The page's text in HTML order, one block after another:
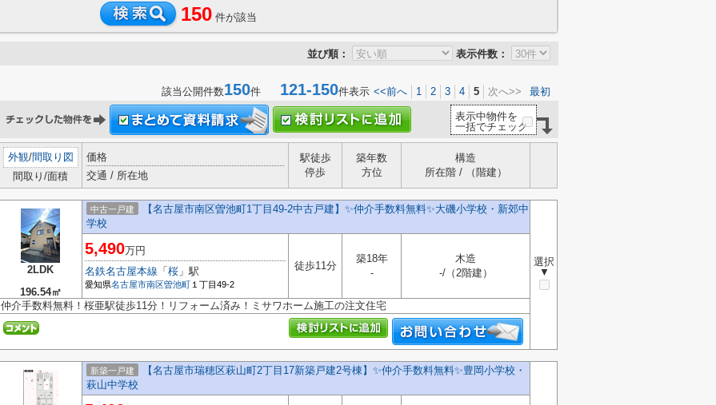
150 件が該当
並び順： 表示件数：
該当公開件数150件 121-150件表示 <<前へ 1 2 3 4 5 次へ>> 最初
表示中物件を
一括でチェック
外観/間取り図
間取り/面積
価格
交通 / 所在地
駅徒歩
停歩
築年数
方位
構造
所在階 / （階建）
2LDK
196.54㎡
中古一戸建
【名古屋市南区曽池町1丁目49-2中古戸建】✨️仲介手数料無料✨️大磯小学校・新郊中
学校
選択
▼
5,490万円
名鉄名古屋本線 「 桜 」駅
愛知県名古屋市南区曽池町 １丁目49-2
徒歩11分
築18年
-
木造
-/（2階建）
仲介手数料無料！桜亜駅徒歩11分！リフォーム済み！ミサワホーム施工の注文住宅
新築一戸建
【名古屋市瑞穂区萩山町2丁目17新築戸建2号棟】✨️仲介手数料無料✨️豊岡小学校・
萩山中学校